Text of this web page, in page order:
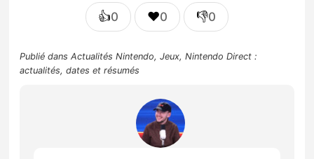
👍0 ❤️0 👎0
Publié dansActualités Nintendo,Jeux,Nintendo Direct :
actualités, dates et résumés